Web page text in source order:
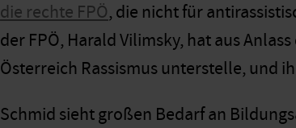
die rechte FPÖ, die nicht für
der FPÖ, Harald Vilimsky, hat aus
Österreich Rassismus unterstelle, und
Schmid sieht großen Bedarf an